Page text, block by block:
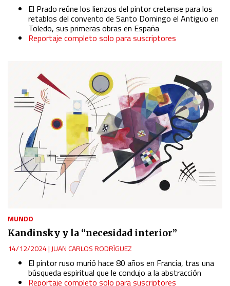
El Prado reúne los lienzos del pintor cretense para los
retablos del convento de Santo Domingo el Antiguo en
Toledo, sus primeras obras en España
Reportaje completo solo para suscriptores
MUNDO
Kandinsky y la “necesidad interior”
14/12/2024|JUAN CARLOS RODRÍGUEZ
El pintor ruso murió hace 80 años en Francia, tras una
búsqueda espiritual que le condujo a la abstracción
Reportaje completo solo para suscriptores